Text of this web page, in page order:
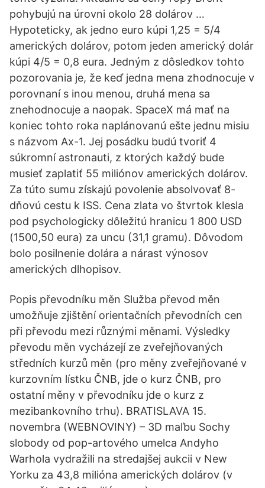
pohybujú na úrovni okolo 28 dolárov …
Hypoteticky, ak jedno euro kúpi 1,25 = 5/4
amerických dolárov, potom jeden americký dolár
kúpi 4/5 = 0,8 eura. Jedným z dôsledkov tohto
pozorovania je, že keď jedna mena zhodnocuje v
porovnaní s inou menou, druhá mena sa
znehodnocuje a naopak. SpaceX má mať na
koniec tohto roka naplánovanú ešte jednu misiu
s názvom Ax-1. Jej posádku budú tvoriť 4
súkromní astronauti, z ktorých každý bude
musieť zaplatiť 55 miliónov amerických dolárov.
Za túto sumu získajú povolenie absolvovať 8-
dňovú cestu k ISS. Cena zlata vo štvrtok klesla
pod psychologicky dôležitú hranicu 1 800 USD
(1500,50 eura) za uncu (31,1 gramu). Dôvodom
bolo posilnenie dolára a nárast výnosov
amerických dlhopisov.
Popis převodníku měn Služba převod měn
umožňuje zjištění orientačních převodních cen
při převodu mezi různými měnami. Výsledky
převodu měn vycházejí ze zveřejňovaných
středních kurzů měn (pro měny zveřejňované v
kurzovním lístku ČNB, jde o kurz ČNB, pro
ostatní měny v převodníku jde o kurz z
mezibankovního trhu). BRATISLAVA 15.
novembra (WEBNOVINY) – 3D maľbu Sochy
slobody od pop-artového umelca Andyho
Warhola vydražili na stredajšej aukcii v New
Yorku za 43,8 milióna amerických dolárov (v